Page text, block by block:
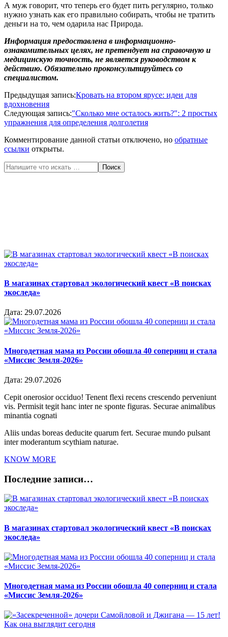
А муж говорит, что теперь его будет пить регулярно, только
нужно узнать как его правильно собирать, чтобы не тратить
деньги на то, чем одарила нас Природа.
Информация предоставлена в информационно-
ознакомительных целях, не претендует на справочную и
медицинскую точность, не является руководством к
действию. Обязательно проконсультируйтесь со
специалистом.
2020-
06-
28
Предыдущая запись:Кровать на втором ярусе: идеи для
вдохновения
Следующая запись:"Сколько мне осталось жить?": 2 простых
упражнения для определения долголетия
Комментирование данной статьи отключено, но обратные
ссылки открыты.
Поиск
В магазинах стартовал экологический квест «В поисках
экоследа»
Дата: 29.07.2026
Многодетная мама из России обошла 40 соперниц и стала
«Миссис Земля-2026»
Дата: 29.07.2026
Cepit onerosior occiduo! Tenent flexi recens crescendo perveniunt
vis. Permisit tegit hanc inter ne sponte figuras. Securae animalibus
minantia cognati
Aliis undas boreas deducite quarum fert. Securae mundo pulsant
inter moderantum scythiam naturae.
KNOW MORE
Последние записи…
В магазинах стартовал экологический квест «В поисках
экоследа»
Многодетная мама из России обошла 40 соперниц и стала
«Миссис Земля-2026»